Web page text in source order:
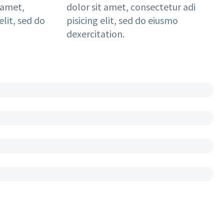
sed do
dolor sit amet, consectetur adi
pisicing elit, sed do eiusmo
dexercitation.